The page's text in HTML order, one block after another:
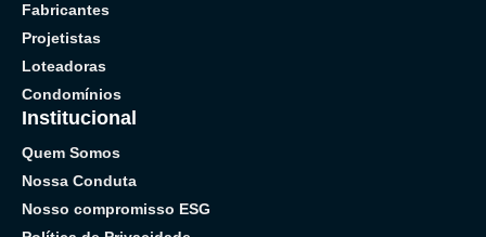
Fabricantes
Projetistas
Loteadoras
Condomínios
Institucional
Quem Somos
Nossa Conduta
Nosso compromisso ESG